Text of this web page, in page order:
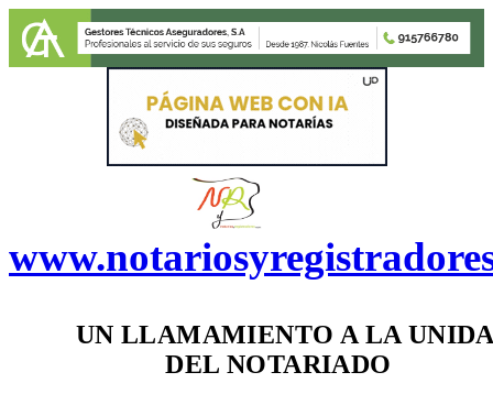
UN LLAMAMIENTO A LA
DEL NOTARIADO